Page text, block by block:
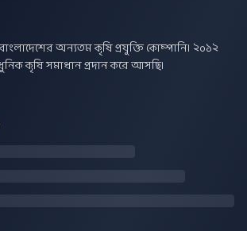
অন্যতম কৃষি প্রযুক্তি কোম্পানি। ২০১২
কৃষি সমাধান প্রদান করে আসছি।